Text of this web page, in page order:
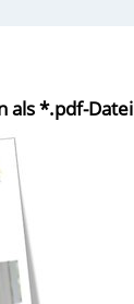
als *.pdf-Datei